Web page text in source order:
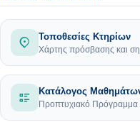
Τοποθεσίες Κτηρίων
Χάρτης πρόσβασης και
Κατάλογος
Προπτυχιακό